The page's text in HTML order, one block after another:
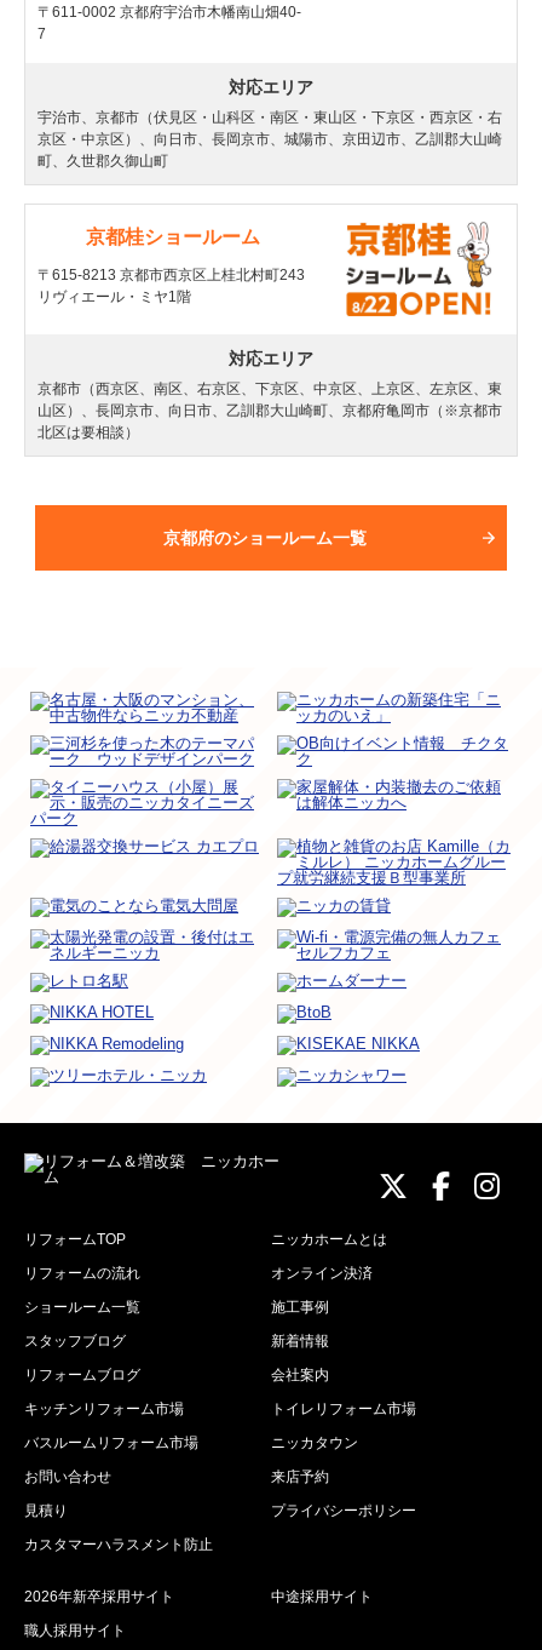
〒611-0002 京都府宇治市木幡南山畑40-
7
対応エリア
宇治市、京都市（伏見区・山科区・南区・東山区・下京区・西京区・右
京区・中京区）、向日市、長岡京市、城陽市、京田辺市、乙訓郡大山崎
町、久世郡久御山町
京都桂ショールーム
〒615-8213 京都市西京区上桂北村町243
リヴィエール・ミヤ1階
対応エリア
京都市（西京区、南区、右京区、下京区、中京区、上京区、左京区、東
山区）、長岡京市、向日市、乙訓郡大山崎町、京都府亀岡市（※京都市
北区は要相談）
京都府のショールーム一覧
ニッカ
ニッニ
リフォームTOP
ニッカホームとは
リフォームの流れ
オンライン決済
ショールーム一覧
施工事例
スタッフブログ
新着情報
リフォームブログ
会社案内
キッチンリフォーム市場
トイレリフォーム市場
バスルームリフォーム市場
ニッカタウン
お問い合わせ
来店予約
見積り
プライバシーポリシー
カスタマーハラスメント防止
2026年新卒採用サイト
中途採用サイト
職人採用サイト